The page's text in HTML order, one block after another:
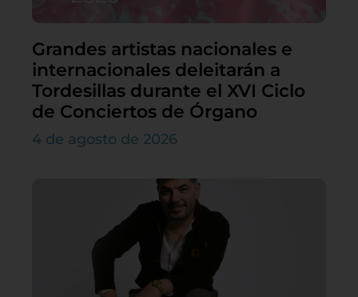
Grandes artistas nacionales e
internacionales deleitarán a
Tordesillas durante el XVI Ciclo
de Conciertos de Órgano
4 de agosto de 2026